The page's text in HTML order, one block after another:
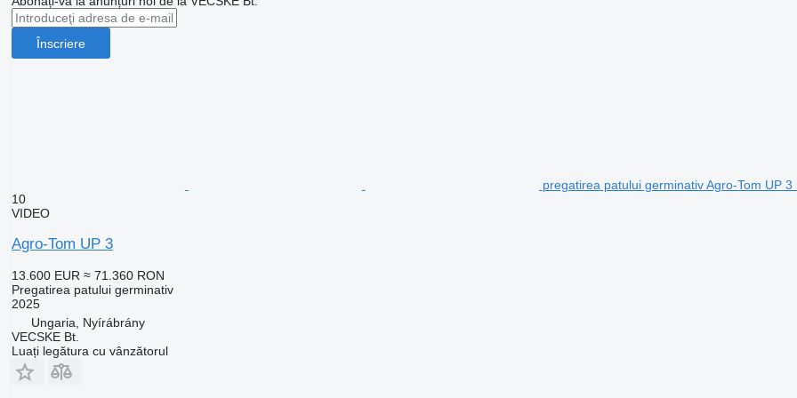
Înscriere
pregatirea patului germinativ Agro-Tom UP 3
10
VIDEO
Agro-Tom UP 3
13.600 EUR ≈ 71.360 RON
Pregatirea patului germinativ
2025
Ungaria, Nyírábrány
VECSKE Bt.
Luați legătura cu vânzătorul